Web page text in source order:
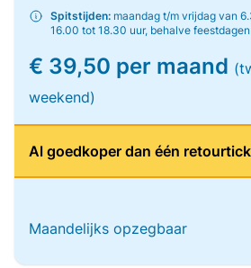
Spitstijden: maandag t/m vrijdag van
16.00 tot 18.30 uur, behalve feestdagen
€ 39,50 per maand
weekend)
Al goedkoper dan één
Maandelijks opzegbaar